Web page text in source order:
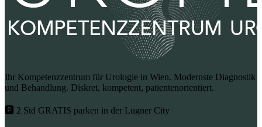
Ihr Kompetenzzentrum für Urologie in Wien. Modernste Diagnostik
und Behandlung. Diskret, kompetent, patientenorientiert.
🅿 2 Std GRATIS parken in der Lugner City